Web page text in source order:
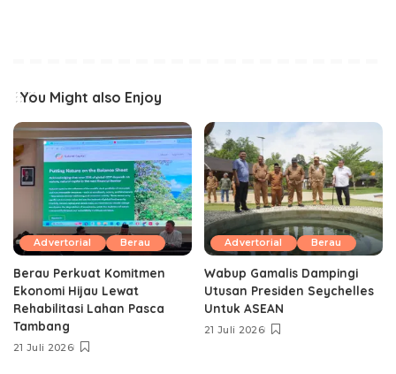
You Might also Enjoy
Advertorial Berau
Berau Perkuat Komitmen
Ekonomi Hijau Lewat
Rehabilitasi Lahan Pasca
Tambang
21 Juli 2026
Advertorial Berau
Wabup Gamalis Dampingi
Utusan Presiden Seychelles
Untuk ASEAN
21 Juli 2026